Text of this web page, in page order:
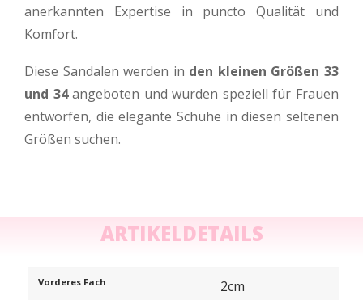
anerkannten Expertise in puncto Qualität und
Komfort.
Diese Sandalen werden in den kleinen Größen 33
und 34angeboten und wurden speziell für Frauen
entworfen, die elegante Schuhe in diesen seltenen
Größen suchen.
ARTIKELDETAILS
Vorderes Fach 2cm